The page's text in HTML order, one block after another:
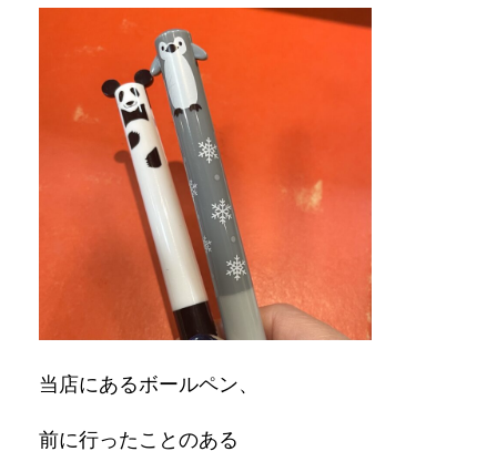
当店にあるボールペン、
前に行ったことのある